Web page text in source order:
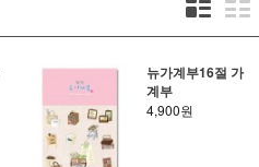
뉴가계부16절 가
계부
4,900원